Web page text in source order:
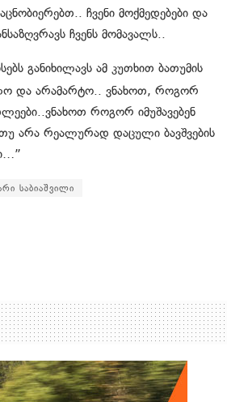
ჩვენი მოქმედებები და
ჩვენს მომავალს..
განიხილავს ამ კუთხით ბათუმის
და არამარტო.. ვნახოთ, როგორ
როგორ იმუშავებენ
თუ არა რეალურად დაცული ბავშვების
საბიაშვილი